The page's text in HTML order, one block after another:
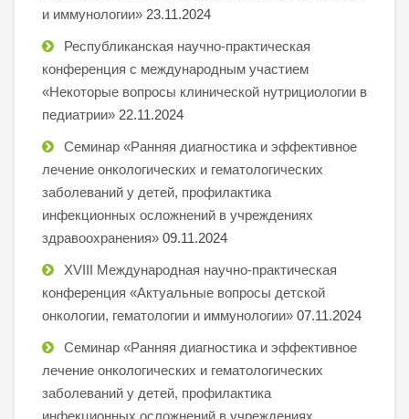
и иммунологии» 23.11.2024
Республиканская научно-практическая
конференция с международным участием
«Некоторые вопросы клинической нутрициологии в
педиатрии» 22.11.2024
Семинар «Ранняя диагностика и эффективное
лечение онкологических и гематологических
заболеваний у детей, профилактика
инфекционных осложнений в учреждениях
здравоохранения» 09.11.2024
XVIII Международная научно-практическая
конференция «Актуальные вопросы детской
онкологии, гематологии и иммунологии» 07.11.2024
Семинар «Ранняя диагностика и эффективное
лечение онкологических и гематологических
заболеваний у детей, профилактика
инфекционных осложнений в учреждениях